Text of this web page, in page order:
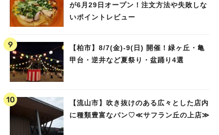
が6月29日オープン！注文方法や失敗しな
いポイントレビュー
【柏市】8/7(金)‐9(日) 開催！緑ヶ丘・亀
甲台・逆井など夏祭り・盆踊り4選
【流山市】吹き抜けのある広々とした店内
に種類豊富なパン♡≪サフラン丘の上店≫